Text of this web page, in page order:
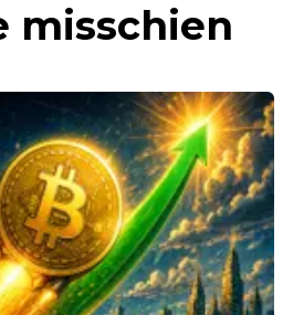
misschien